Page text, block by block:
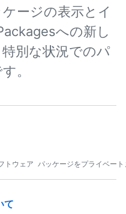
ージの表示とイ
への新し
別な状況でのパ
。
て